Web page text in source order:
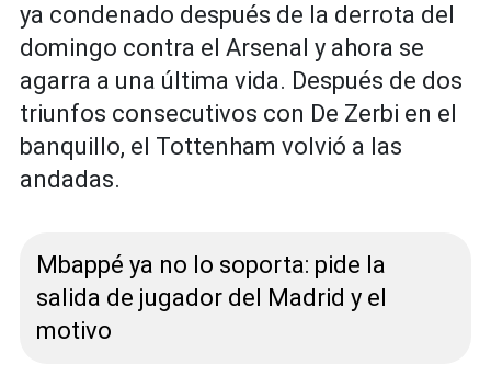
ya condenado después de la derrota del
domingo contra el Arsenal y ahora se
agarra a una última vida. Después de dos
triunfos consecutivos con De Zerbi en el
banquillo, el Tottenham volvió a las
andadas.
Mbappé ya no lo soporta: pide la
salida de jugador del Madrid y el
motivo